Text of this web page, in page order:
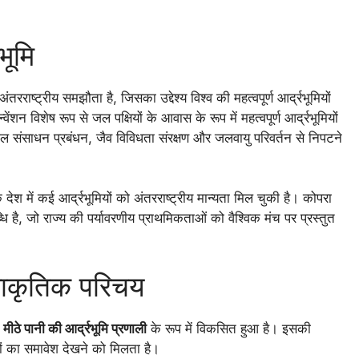
समझौता है, जिसका उद्देश्य विश्व की महत्वपूर्ण आर्द्रभूमियों
विशेष रूप से जल पक्षियों के आवास के रूप में महत्वपूर्ण आर्द्रभूमियों
प्रबंधन, जैव विविधता संरक्षण और जलवायु परिवर्तन से निपटने
कई आर्द्रभूमियों को अंतरराष्ट्रीय मान्यता मिल चुकी है। कोपरा
जो राज्य की पर्यावरणीय प्राथमिकताओं को वैश्विक मंच पर प्रस्तुत
परिचय
मीठे पानी की आर्द्रभूमि प्रणालीके रूप में विकसित हुआ है। इसकी
का समावेश देखने को मिलता है।